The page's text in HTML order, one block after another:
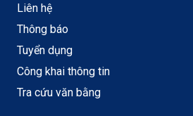
Liên hệ
Thông báo
Tuyển dụng
Công khai thông tin
Tra cứu văn bằng